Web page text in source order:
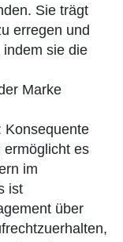
Sie trägt
erregen und
sie die
Marke
Konsequente
ermöglicht es
im
ist
über